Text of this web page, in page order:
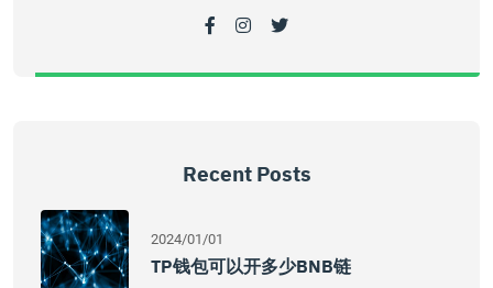
Recent Posts
2024/01/01
TP钱包可以开多少BNB链